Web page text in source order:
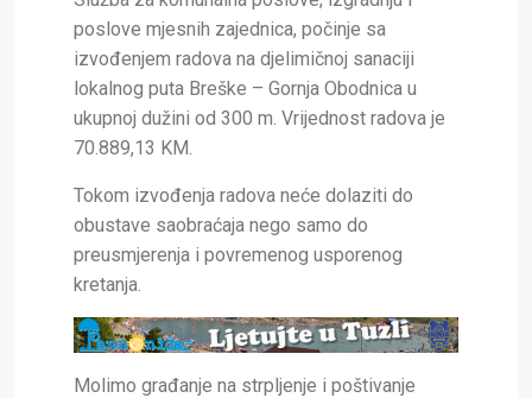
poslove mjesnih zajednica, počinje sa
izvođenjem radova na djelimičnoj sanaciji
lokalnog puta Breške – Gornja Obodnica u
ukupnoj dužini od 300 m. Vrijednost radova je
70.889,13 KM.
Tokom izvođenja radova neće dolaziti do
obustave saobraćaja nego samo do
preusmjerenja i povremenog usporenog
kretanja.
Molimo građanje na strpljenje i poštivanje